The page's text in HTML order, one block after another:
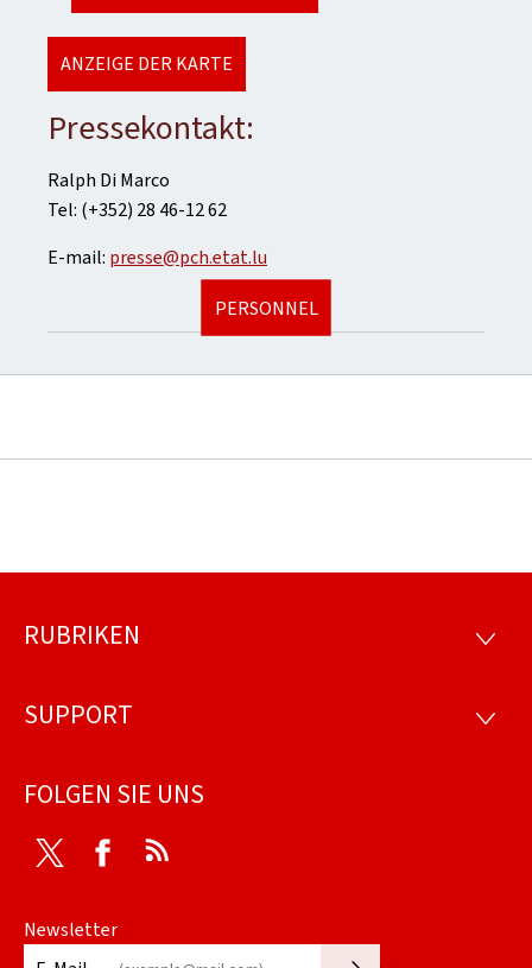
ANZEIGE DER KARTE
Pressekontakt:
Ralph Di Marco
Tel: (+352) 28 46-12 62
E-mail: presse@pch.etat.lu
PERSONNEL
Footer
RUBRIKEN
SUPPORT
FOLGEN SIE UNS
Twitter Facebook
Newsletter